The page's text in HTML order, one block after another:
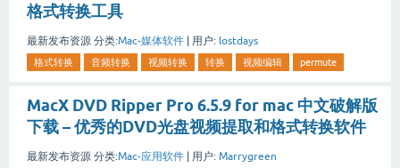
格式转换工具
最新发布资源 分类:Mac-媒体软件 | 用户: lostdays
格式转换 音频转换 视频转换 转换 视频编辑 permute
MacX DVD Ripper Pro 6.5.9 for mac 中文破解版
下载 – 优秀的DVD光盘视频提取和格式转换软件
最新发布资源 分类:Mac-应用软件 | 用户: Marrygreen